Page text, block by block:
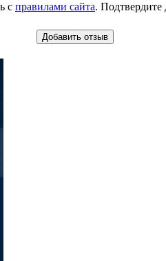
с правилами сайта. Подтвердите
Добавить отзыв